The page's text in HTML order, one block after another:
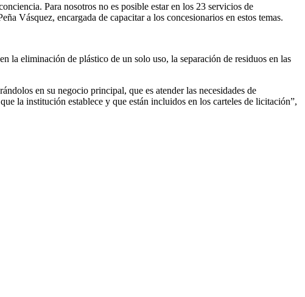
Para nosotros no es posible estar en los 23 servicios de
Vásquez, encargada de capacitar a los concesionarios en estos temas.
la eliminación de plástico de un solo uso, la separación de residuos en las
en su negocio principal, que es atender las necesidades de
la institución establece y que están incluidos en los carteles de licitación”,